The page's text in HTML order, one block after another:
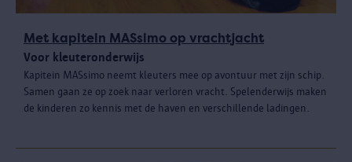
Met kapitein MASsimo op vrachtjacht
Voor kleuteronderwijs
Kapitein MASsimo neemt kleuters mee op avontuur met zijn schip.
Samen gaan ze op zoek naar verloren vracht. Spelenderwijs maken
de kinderen zo kennis met de haven en verschillende ladingen.